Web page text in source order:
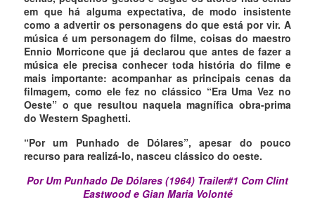
em que há alguma expectativa, de modo insistente
como a advertir os personagens do que está por vir. A
música é um personagem do filme, coisas do maestro
Ennio Morricone que já declarou que antes de fazer a
música ele precisa conhecer toda história do filme e
mais importante: acompanhar as principais cenas da
filmagem, como ele fez no clássico “Era Uma Vez no
Oeste” o que resultou naquela magnífica obra-prima
do Western Spaghetti.
“Por um Punhado de Dólares”, apesar do pouco
recurso para realizá-lo, nasceu clássico do oeste.
Por Um Punhado De Dólares (1964) Trailer#1 Com Clint
Eastwood e Gian Maria Volonté